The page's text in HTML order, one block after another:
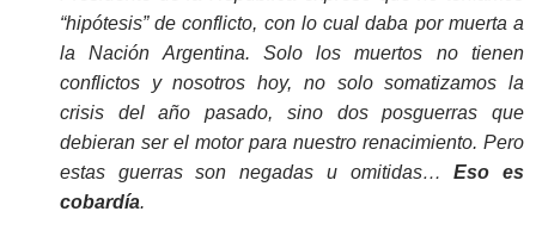
“hipótesis” de conflicto, con lo cual daba por muerta a
la Nación Argentina. Solo los muertos no tienen
conflictos y nosotros hoy, no solo somatizamos la
crisis del año pasado, sino dos posguerras que
debieran ser el motor para nuestro renacimiento. Pero
estas guerras son negadas u omitidas…Eso es
cobardía.